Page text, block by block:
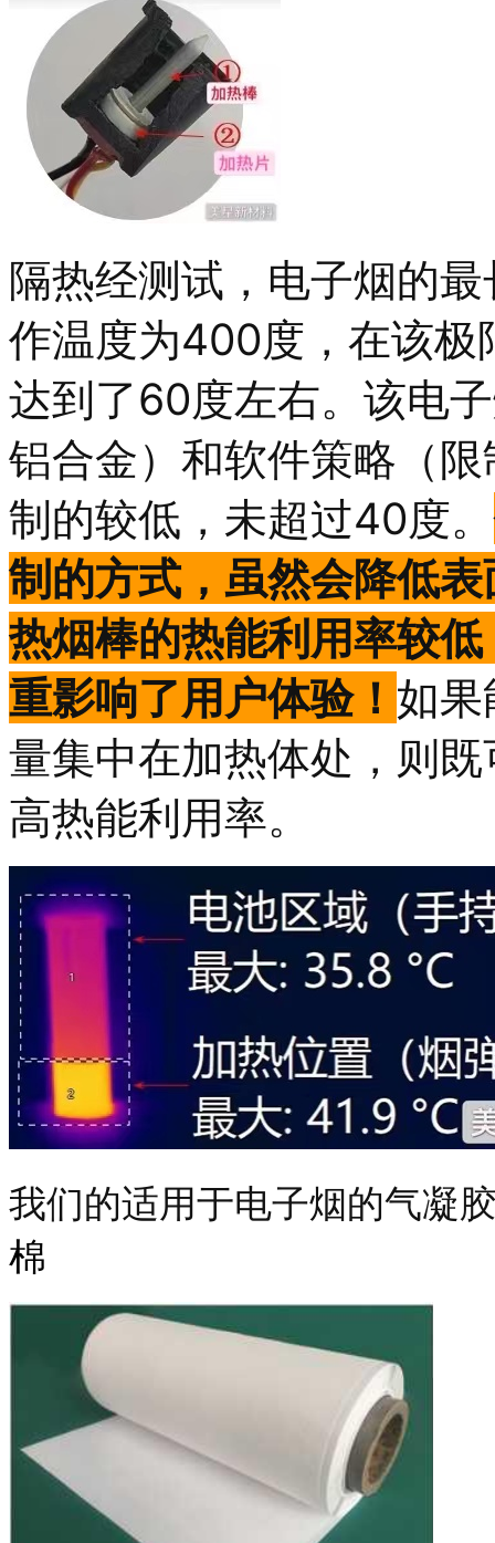
隔热经测试，电子烟的
作温度为400度，在该极
达到了60度左右。该电
铝合金）和软件策略（
制的较低，未超过40度。
制的方式，虽然会降低
热烟棒的热能利用率较
重影响了用户体验！ 如
量集中在加热体处，则
高热能利用率。
我们的适用于电子烟的气凝
棉